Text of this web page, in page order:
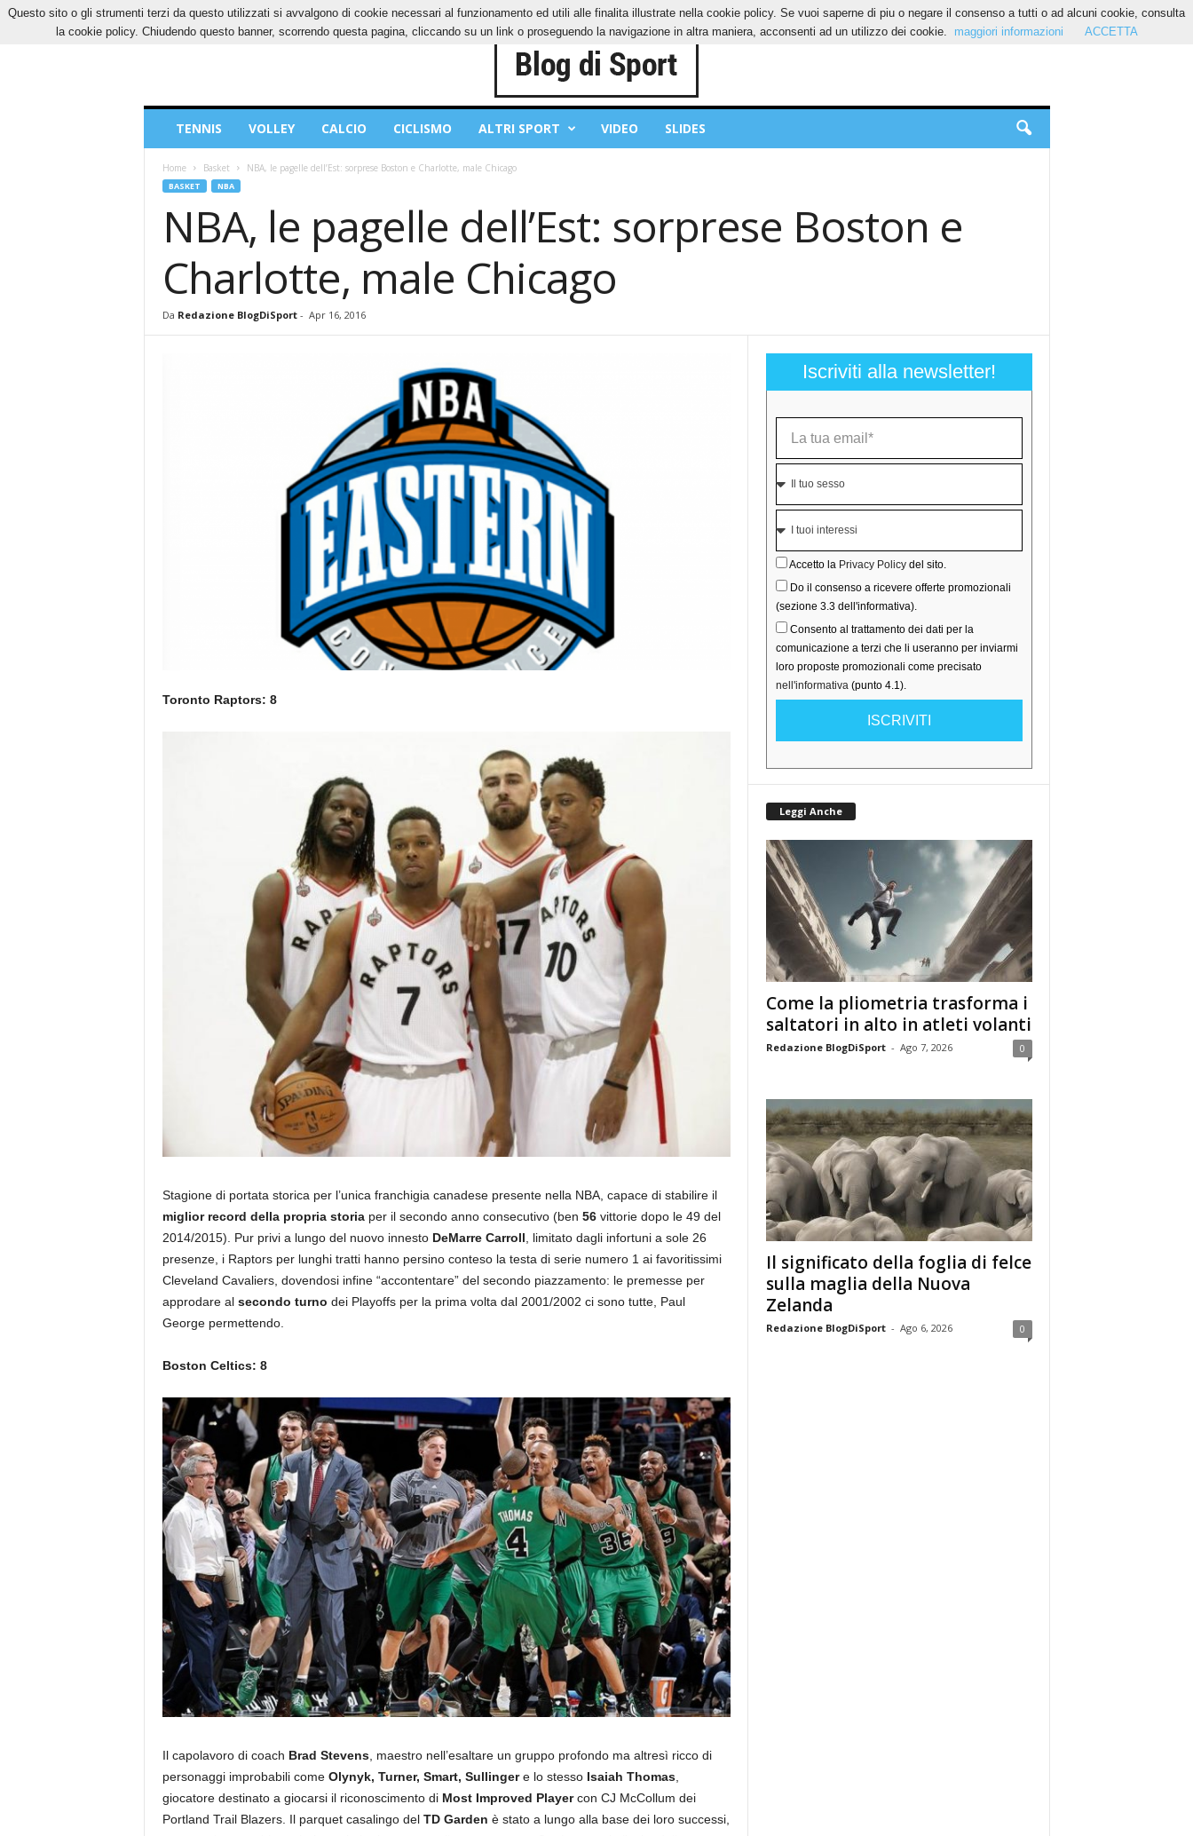
SABATO, 8 AGOSTO 2026 CONTATTI COOKIES PRIVACY POLICY
Sport
TENNIS VOLLEY CALCIO CICLISMO ALTRI SPORT VIDEO SLIDES
Home Basket NBA, le pagelle dell’Est: sorprese Boston e Charlotte, male Chicago
BASKET NBA
NBA, le pagelle dell’Est: sorprese Boston e
Charlotte, male Chicago
Da Redazione BlogDiSport- Apr 16, 2016
Toronto Raptors: 8
Stagione di portata storica per l’unica franchigia canadese presente nella NBA, capace di stabilire il
miglior record della propria storiaper il secondo anno consecutivo (ben 56vittorie dopo le 49 del
2014/2015). Pur privi a lungo del nuovo innesto DeMarre Carroll, limitato dagli infortuni a sole 26
presenze, i Raptors per lunghi tratti hanno persino conteso la testa di serie numero 1 ai favoritissimi
Cleveland Cavaliers, dovendosi infine “accontentare” del secondo piazzamento: le premesse per
approdare al secondo turno dei Playoffs per la prima volta dal 2001/2002 ci sono tutte, Paul
George permettendo.
Boston Celtics: 8
Il capolavoro di coach Brad Stevens, maestro nell’esaltare un gruppo profondo ma altresì ricco di
personaggi improbabili come Olynyk, Turner, Smart, Sullingere lo stesso Isaiah Thomas,
giocatore destinato a giocarsi il riconoscimento di Most Improved Playercon CJ McCollum dei
Portland Trail Blazers. Il parquet casalingo del TD Garden è stato a lungo alla base dei loro successi,
Iscriviti alla newsletter!
Accetto la Privacy Policydel sito.
Do il consenso a ricevere offerte promozionali
(sezione 3.3 dell'informativa).
Consento al trattamento dei dati per la
comunicazione a terzi che li useranno per inviarmi
loro proposte promozionali come precisato
nell'informativa(punto 4.1).
ISCRIVITI
Leggi Anche
Come la pliometria trasforma i
saltatori in alto in atleti volanti
Redazione BlogDiSport - Ago 7, 2026 0
Il significato della foglia di felce
sulla maglia della Nuova
Zelanda
Redazione BlogDiSport - Ago 6, 2026 0
Questo sito o gli strumenti terzi da questo utilizzati si avvalgono di cookie necessari al funzionamento ed utili alle finalita illustrate nella cookie policy. Se vuoi saperne di piu o negare il consenso a tutti o ad alcuni cookie, consulta
la cookie policy. Chiudendo questo banner, scorrendo questa pagina, cliccando su un link o proseguendo la navigazione in altra maniera, acconsenti ad un utilizzo dei cookie.
maggiori informazioni ACCETTA